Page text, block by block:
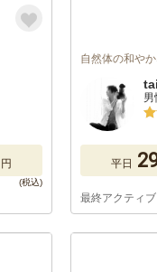
円
自然体の和や
平日
最終アクティ